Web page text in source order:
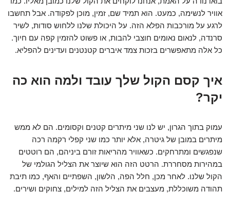
אוויר לנשימה, כמעט. הוא תמיד שם, זמין, מוכן לפקודה. אבל תחשבו
לרגע על מורכבות הפלא הזה. על היכולת שלנו ללחוש סודות, לשיר
סרנדה, לנאום נאומים חוצבי להבות, או פשוט להזמין קפה עם חיוך.
כל אלה מתאפשרים בזכות צמד איברים קטנטנים ועדינים להפליא.
איך קסם הקול שלך עובד ולמה הוא כה
יקר?
עמוק בתוך הגרון, יש לנו שני מיתרים קטנים וקסומים. הם לא ממש
מיתרים במובן של גיטרה, אלא יותר כמו שני קפלי רקמה רכה
שנפגשים ומתרחקים. כשאוויר מהריאות זורם ביניהם, הם רוטטים
במהירות מסחררת. הרטט הזה הוא שיוצר את הצליל הגולמי של
הקול שלנו. לאחר מכן, חלל הפה, הלשון, השפתיים והאף, כמו תיבת
תהודה משוכללת, מעצבים את הצליל הזה למילים, צחוקים ושירים.